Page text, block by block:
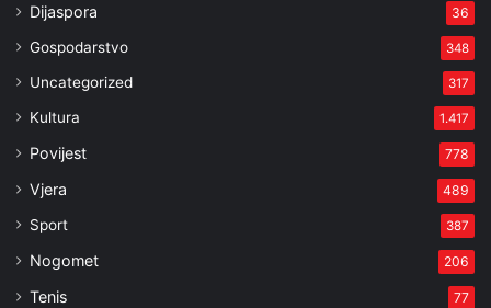
Dijaspora 36
Gospodarstvo 348
Uncategorized 317
Kultura 1.417
Povijest 778
Vjera 489
Sport 387
Nogomet 206
Tenis 77